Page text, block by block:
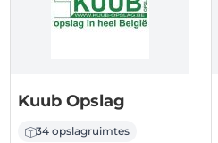
Kuub Opslag
34 opslagruimtes